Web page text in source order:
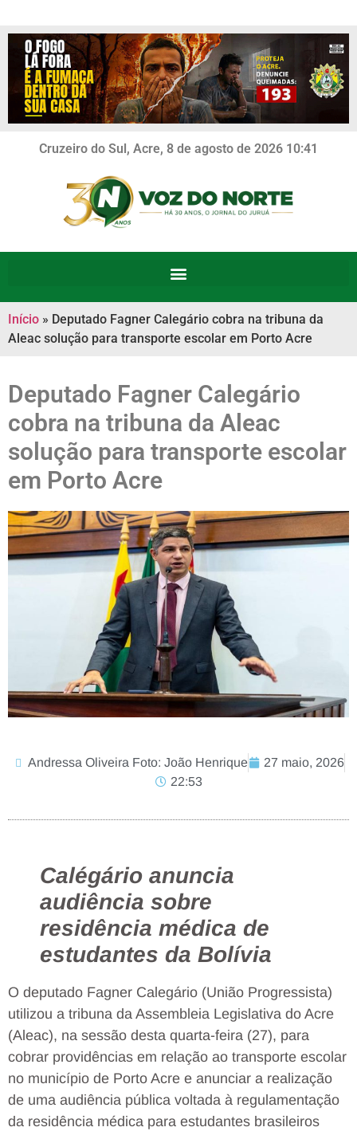
Cruzeiro do Sul, Acre, 8 de agosto de 2026 10:41
Início » Deputado Fagner Calegário cobra na tribuna da
Aleac solução para transporte escolar em Porto Acre
Deputado Fagner Calegário
cobra na tribuna da Aleac
solução para transporte escolar
em Porto Acre
Andressa Oliveira Foto: João Henrique
27 maio, 2026
22:53
Calégário anuncia
audiência sobre
residência médica de
estudantes da Bolívia
O deputado Fagner Calegário (União Progressista)
utilizou a tribuna da Assembleia Legislativa do Acre
(Aleac), na sessão desta quarta-feira (27), para
cobrar providências em relação ao transporte escolar
no município de Porto Acre e anunciar a realização
de uma audiência pública voltada à regulamentação
da residência médica para estudantes brasileiros